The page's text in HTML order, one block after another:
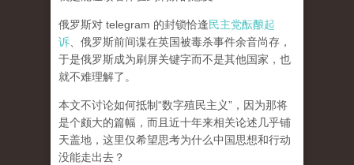
俄罗斯对 telegram 的封锁恰逢民主党酝酿起
诉 、俄罗斯前间谍在英国被毒杀事件余音尚存，
于是俄罗斯成为刷屏关键字而不是其他国家，也
就不难理解了。
本文不讨论如何抵制“数字殖民主义”，因为那将
是个颇大的篇幅，而且近十年来相关论述几乎铺
天盖地，这里仅希望思考为什么中国思想和行动
没能走出去？